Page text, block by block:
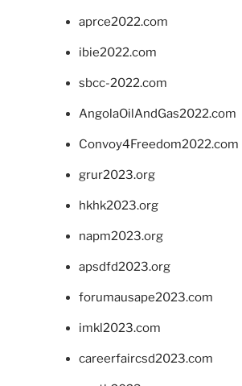
aprce2022.com
ibie2022.com
sbcc-2022.com
AngolaOilAndGas2022.com
Convoy4Freedom2022.com
grur2023.org
hkhk2023.org
napm2023.org
apsdfd2023.org
forumausape2023.com
imkl2023.com
careerfaircsd2023.com